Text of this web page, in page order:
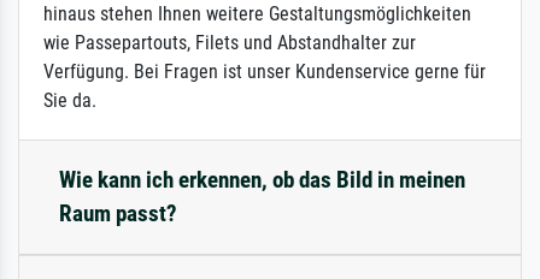
hinaus stehen Ihnen weitere Gestaltungsmöglichkeiten
wie Passepartouts, Filets und Abstandhalter zur
Verfügung. Bei Fragen ist unser Kundenservice gerne für
Sie da.
Wie kann ich erkennen, ob das Bild in meinen
Raum passt?